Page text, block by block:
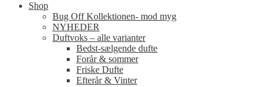
Shop
Bug Off Kollektionen- mod myg
NYHEDER
Duftvoks – alle varianter
Bedst-sælgende dufte
Forår & sommer
Friske Dufte
Efterår & Vinter